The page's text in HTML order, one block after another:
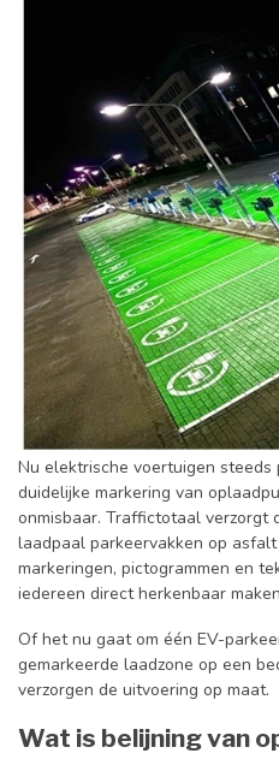
Nu elektrische voertuigen
duidelijke markering van
onmisbaar. Traffictotaal verzorgt
laadpaal parkeervakken op
markeringen, pictogrammen en
iedereen direct herkenbaar
Of het nu gaat om één EV-
gemarkeerde laadzone op een
verzorgen de uitvoering op maat.
Wat is belijning van